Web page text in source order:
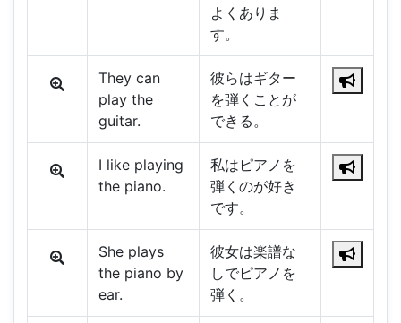
よくありま
す。
They can
play the
guitar.
彼らはギター
を弾くことが
できる。
I like playing
the piano.
私はピアノを
弾くのが好き
です。
She plays
the piano by
ear.
彼女は楽譜な
しでピアノを
弾く。